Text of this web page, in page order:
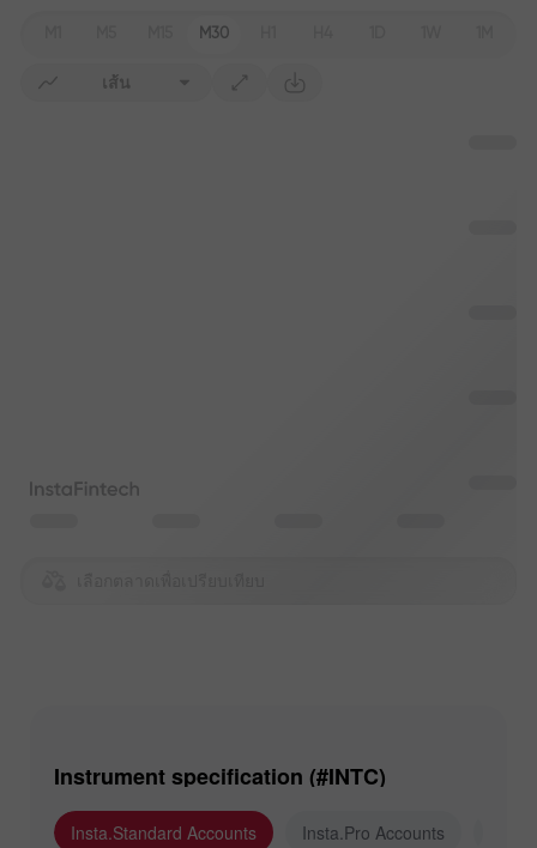
M30
เส้น
Instrument specification (#INTC)
Insta.Standard Accounts Insta.Pro Accounts